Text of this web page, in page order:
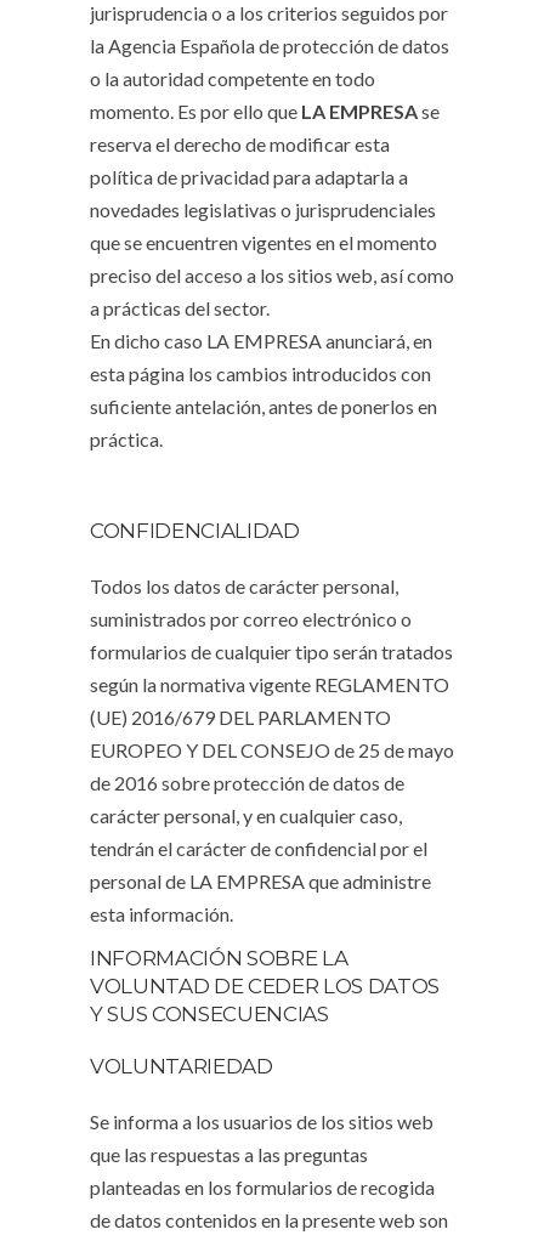
jurisprudencia o a los criterios seguidos por
la Agencia Española de protección de datos
o la autoridad competente en todo
momento. Es por ello que LA EMPRESAse
reserva el derecho de modificar esta
política de privacidad para adaptarla a
novedades legislativas o jurisprudenciales
que se encuentren vigentes en el momento
preciso del acceso a los sitios web, así como
a prácticas del sector.
En dicho caso LA EMPRESA anunciará, en
esta página los cambios introducidos con
suficiente antelación, antes de ponerlos en
práctica.
CONFIDENCIALIDAD
Todos los datos de carácter personal,
suministrados por correo electrónico o
formularios de cualquier tipo serán tratados
según la normativa vigente REGLAMENTO
(UE) 2016/679 DEL PARLAMENTO
EUROPEO Y DEL CONSEJO de 25 de mayo
de 2016 sobre protección de datos de
carácter personal, y en cualquier caso,
tendrán el carácter de confidencial por el
personal de LA EMPRESA que administre
esta información.
INFORMACIÓN SOBRE LA
VOLUNTAD DE CEDER LOS DATOS
Y SUS CONSECUENCIAS
VOLUNTARIEDAD
Se informa a los usuarios de los sitios web
que las respuestas a las preguntas
planteadas en los formularios de recogida
de datos contenidos en la presente web son